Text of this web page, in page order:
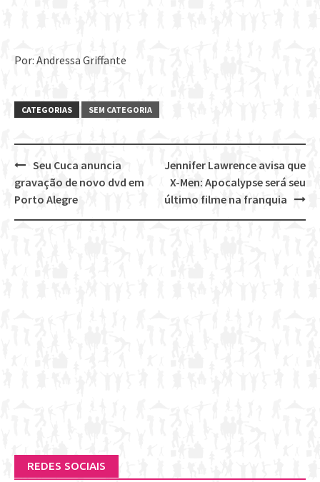
Por: Andressa Griffante
CATEGORIAS SEM CATEGORIA
Post
navigation
Jennifer Lawrence avisa que
X-Men: Apocalypse será seu
último filme na franquia
Seu Cuca anuncia
gravação de novo dvd em
Porto Alegre
REDES SOCIAIS